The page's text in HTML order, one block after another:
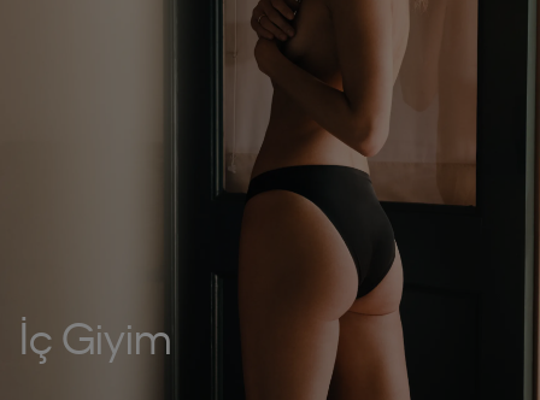
İç Giyim